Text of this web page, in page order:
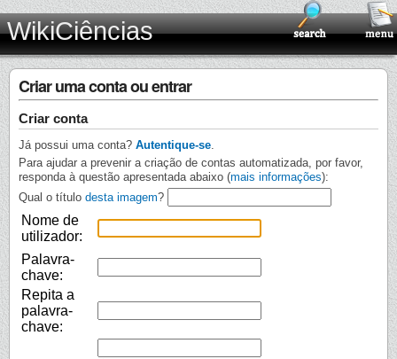
WikiCiências
Criar uma conta ou entrar
Criar conta
Já possui uma conta? Autentique-se
Para ajudar a prevenir a criação de contas automatizada, por favor,
responda à questão apresentada abaixo (mais informações):
Qual o título desta imagem?
Nome de
utilizador:
Palavra-
chave:
Repita a
palavra-
chave: